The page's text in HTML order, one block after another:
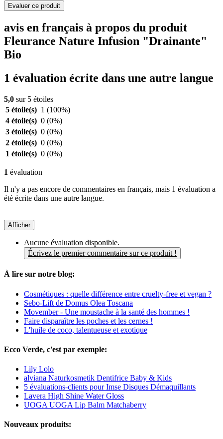
Evaluer ce produit
avis en français à propos du produit
Fleurance Nature Infusion "Drainante"
Bio
1 évaluation écrite dans une autre langue
5,0 sur 5 étoiles
5 étoile(s) 1 (100%)
4 étoile(s) 0 (0%)
3 étoile(s) 0 (0%)
2 étoile(s) 0 (0%)
1 étoile(s) 0 (0%)
1 évaluation
Il n'y a pas encore de commentaires en français, mais 1 évaluation a
été écrite dans une autre langue.
Afficher
Aucune évaluation disponible.
Écrivez le premier commentaire sur ce produit !
À lire sur notre blog:
Cosmétiques : quelle différence entre cruelty-free et vegan ?
Sebo-Lift de Domus Olea Toscana
Movember - Une moustache à la santé des hommes !
Faire disparaître les poches et les cernes !
L'huile de coco, talentueuse et exotique
Ecco Verde, c'est par exemple:
Lily Lolo
alviana Naturkosmetik Dentifrice Baby & Kids
5 évaluations-clients pour Imse Disques Démaquillants
Lavera High Shine Water Gloss
UOGA UOGA Lip Balm Matchaberry
Nouveaux produits: